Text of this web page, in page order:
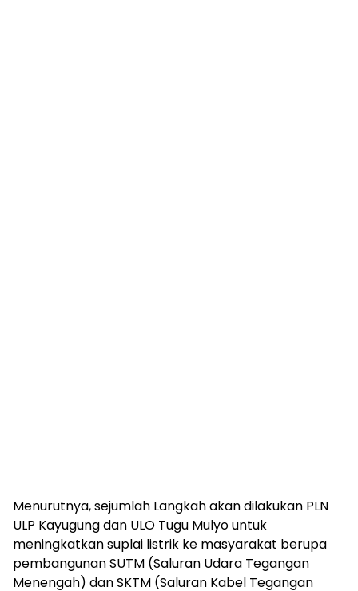
Menurutnya, sejumlah Langkah akan dilakukan PLN
ULP Kayugung dan ULO Tugu Mulyo untuk
meningkatkan suplai listrik ke masyarakat berupa
pembangunan SUTM (Saluran Udara Tegangan
Menengah) dan SKTM (Saluran Kabel Tegangan